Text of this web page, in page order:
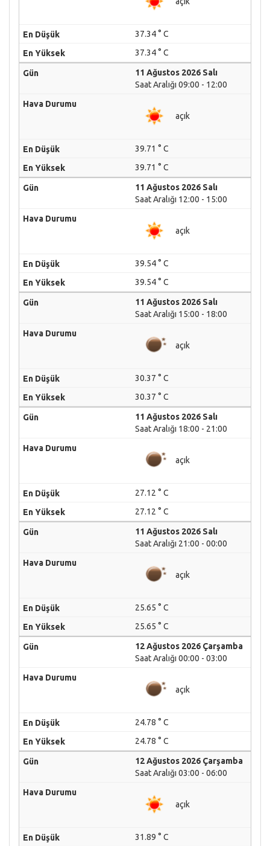
37.34 ° C
37.34 ° C
11 Ağustos 2026 Salı
Saat Aralığı 09:00 - 12:00
açık
39.71 ° C
39.71 ° C
11 Ağustos 2026 Salı
Saat Aralığı 12:00 - 15:00
açık
39.54 ° C
39.54 ° C
11 Ağustos 2026 Salı
Saat Aralığı 15:00 - 18:00
açık
30.37 ° C
30.37 ° C
11 Ağustos 2026 Salı
Saat Aralığı 18:00 - 21:00
açık
27.12 ° C
27.12 ° C
11 Ağustos 2026 Salı
Saat Aralığı 21:00 - 00:00
açık
25.65 ° C
25.65 ° C
12 Ağustos 2026 Çarşamba
Saat Aralığı 00:00 - 03:00
açık
24.78 ° C
24.78 ° C
12 Ağustos 2026 Çarşamba
Saat Aralığı 03:00 - 06:00
açık
31.89 ° C